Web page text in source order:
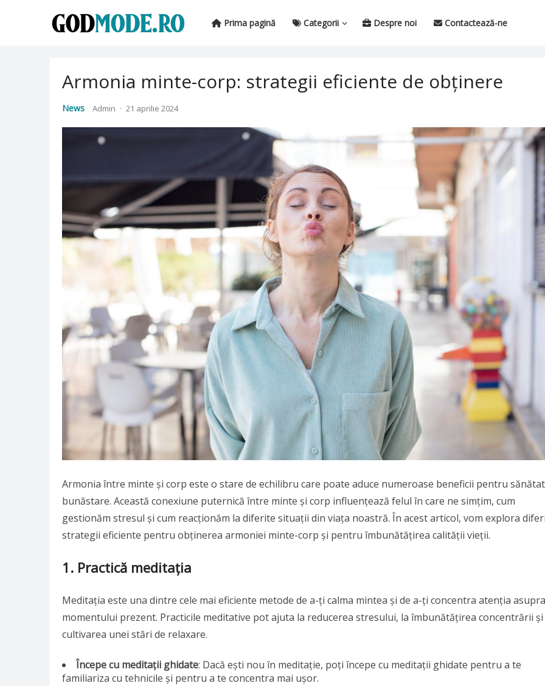
Prima pagină Categorii Despre noi Contactează-ne
Armonia minte-corp: strategii eficiente de obținere
News Admin · 21 aprilie 2024
Armonia între minte și corp este o stare de echilibru care poate aduce numeroase beneficii pentru
bunăstare. Această conexiune puternică între minte și corp influențează felul în care ne simțim, cum
gestionăm stresul și cum reacționăm la diferite situații din viața noastră. În acest articol, vom explora
strategii eficiente pentru obținerea armoniei minte-corp și pentru îmbunătățirea calității vieții.
1. Practică meditația
Meditația este una dintre cele mai eficiente metode de a-ți calma mintea și de a-ți concentra atenția asupra
momentului prezent. Practicile meditative pot ajuta la reducerea stresului, la îmbunătățirea concentrării și
cultivarea unei stări de relaxare.
Începe cu meditații ghidate: Dacă ești nou în meditație, poți începe cu meditații ghidate pentru a te
familiariza cu tehnicile și pentru a te concentra mai ușor.